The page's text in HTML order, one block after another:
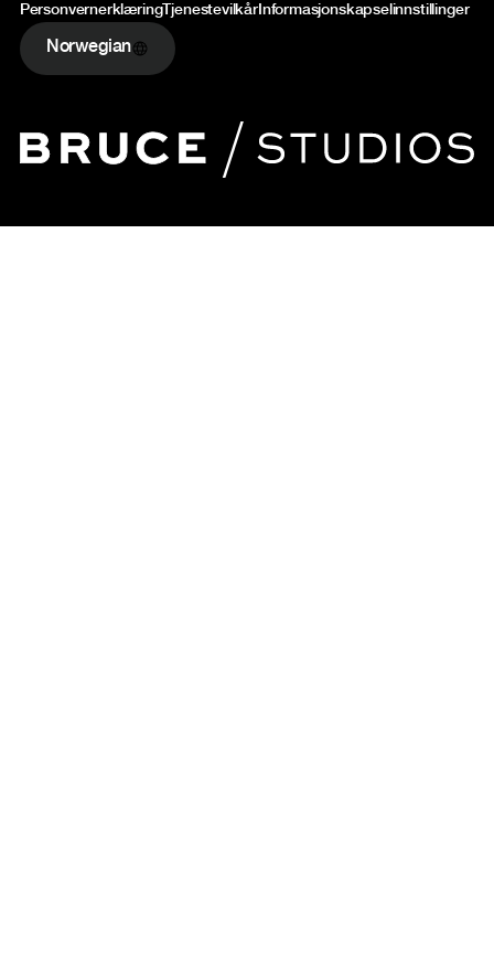
PersonvernerklæringTjenestevilkårInformasjonskapselinnstillinger
Norwegian